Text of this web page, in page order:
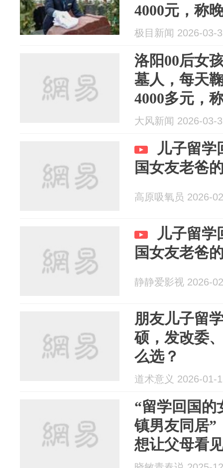
4000元，称
上“一点也不
极目新闻 2026-03-
洛阳00后女
墓人，每天
4000多元，
害怕，“你避
大风新闻 2026-03-
儿子留学
国女友老爸
高原吸氧员 2026-
儿子留学
国女友老爸
静静爱影视 2026-
朋友儿子留
硕，发改委
么选？
道术意义 2026-01-
“留学回国的
镇男友同居”
想让父母看